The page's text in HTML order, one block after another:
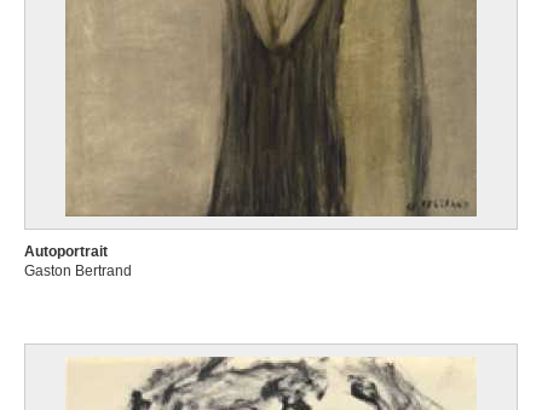
Autoportrait
Gaston Bertrand